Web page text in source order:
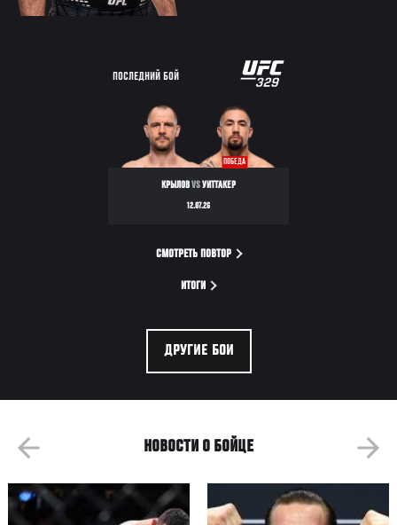
ПОСЛЕДНИЙ БОЙ
ПОБЕДА
КРЫЛОВVSУИТТАКЕР
12.07.26
СМОТРЕТЬ ПОВТОР
ИТОГИ
ДРУГИЕ БОИ
НОВОСТИ О БОЙЦЕ